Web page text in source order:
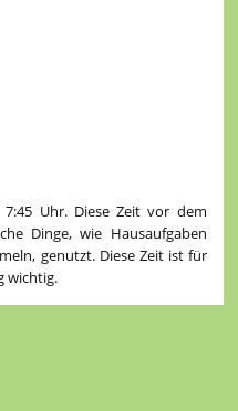
Uhr. Diese Zeit vor dem
Dinge, wie Hausaufgaben
genutzt. Diese Zeit ist für
wichtig.